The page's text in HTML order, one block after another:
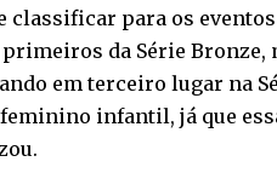
classificar para os
da Série Bronze,
em terceiro lugar na
infantil, já que